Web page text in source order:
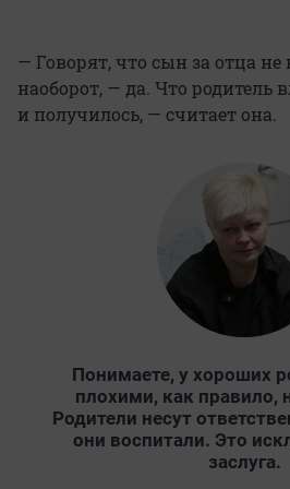
— Говорят, что сын за отца не
наоборот, — да. Что родитель
и получилось, — считает она.
Понимаете, у хороших
плохими, как правило,
Родители несут
они воспитали. Это
заслуга.